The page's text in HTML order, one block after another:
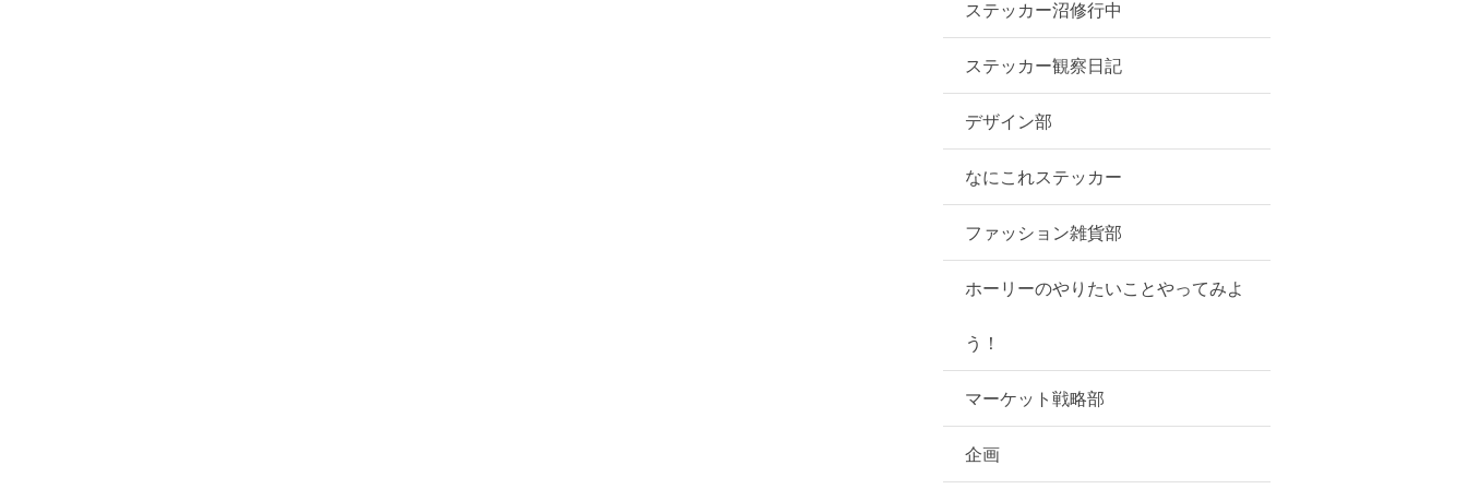
ステッカー沼修行中
ステッカー観察日記
デザイン部
なにこれステッカー
ファッション雑貨部
ホーリーのやりたいことやってみよ
う！
マーケット戦略部
企画